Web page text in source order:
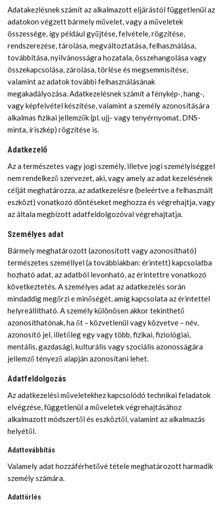
Adatakezlésnek számít az alkalmazott eljárástól függetlenül az
adatokon végzett bármely művelet, vagy a műveletek
összessége, így például gyűjtése, felvétele, rögzítése,
rendszerezése, tárolása, megváltoztatása, felhasználása,
továbbítása, nyilvánosságra hozatala, összehangolása vagy
összekapcsolása, zárolása, törlése és megsemmisítése,
valamint az adatok további felhasználásának
megakadályozása. Adatkezelésnek számít a fénykép-, hang-,
vagy képfelvétel készítése, valamint a személy azonosítására
alkalmas fizikai jellemzők (pl. ujj- vagy tenyérnyomat, DNS-
minta, íriszkép) rögzítése is.
Adatkezelő
Az a természetes vagy jogi személy, illetve jogi személyiséggel
nem rendelkező szervezet, aki, vagy amely az adat kezelésének
célját meghatározza, az adatkezelésre (beleértve a felhasznált
eszközt) vonatkozó döntéseket meghozza és végrehajtja, vagy
az általa megbízott adatfeldolgozóval végrehajtatja.
Személyes adat
Bármely meghatározott (azonosított vagy azonosítható)
természetes személlyel (a továbbiakban: érintett) kapcsolatba
hozható adat, az adatból levonható, az érintettre vonatkozó
következtetés. A személyes adat az adatkezelés során
mindaddig megőrzi e minőségét, amíg kapcsolata az érintettel
helyreállítható. A személy különösen akkor tekinthető
azonosíthatónak, ha őt – közvetlenül vagy közvetve – név,
azonosító jel, illetőleg egy vagy több, fizikai, fiziológiai,
mentális, gazdasági, kulturális vagy szociális azonosságára
jellemző tényező alapján azonosítani lehet.
Adatfeldolgozás
Az adatkezelési műveletekhez kapcsolódó technikai feladatok
elvégzése, függetlenül a műveletek végrehajtásához
alkalmazott módszertől és eszköztől, valamint az alkalmazás
helyétől.
Adattovábbítás
Valamely adat hozzáférhetővé tétele meghatározott harmadik
személy számára.
Adattörlés